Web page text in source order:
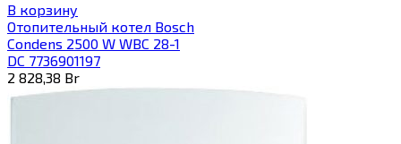
В корзину
Отопительный котел Bosch
Condens 2500 W WBC 28-1
DC 7736901197
2 828,38 Br